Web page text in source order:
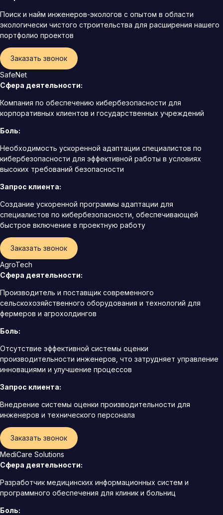
Поиск и найм инженеров-экологов с опытом в области
экологически чистого строительства для расширения нашего
портфолио проектов
Заказать звонок
SafeNet
Сфера деятельности:
Компания по обеспечению кибербезопасности для
корпоративных клиентов и государственных учреждений
Боль:
Необходимость ускоренной адаптации специалистов по
кибербезопасности для эффективной работы в условиях
высоких требований безопасности
Запрос клиента:
Создание ускоренной программы адаптации для
специалистов по кибербезопасности, обеспечивающей
быстрое включение в проектную работу
Заказать звонок
AgroTech
Сфера деятельности:
Производитель и поставщик современного
сельскохозяйственного оборудования и технологий для
фермеров и агрохолдингов
Боль:
Отсутствие эффективной системы оценки
производительности инженеров, что затрудняет управление
инновациями и улучшение процессов
Запрос клиента:
Внедрение системы оценки производительности для
инженеров и технического персонала
Заказать звонок
MediCare Solutions
Сфера деятельности:
Разработчик медицинских информационных систем и
программного обеспечения для клиник и больниц
Боль: